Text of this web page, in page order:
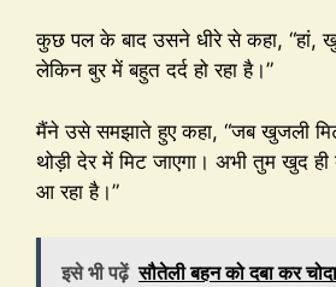
कुछ पल के बाद उसने धीरे से कहा, “हां,
लेकिन बुर में बहुत दर्द हो रहा है।”
मैंने उसे समझाते हुए कहा, “जब खुजली मिट
थोड़ी देर में मिट जाएगा। अभी तुम खुद
आ रहा है।”
इसे भी पढ़ें सौतेली बहन को दबा कर चोदा